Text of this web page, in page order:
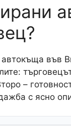
във
–
с ясно